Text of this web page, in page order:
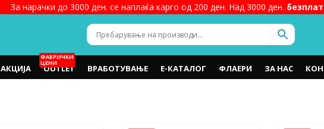
За нарачки до 3000 ден. се наплаќа карго од 200 ден. Над 3000 ден.
АКЦИЈА OUTLET
ФАБРИЧКИ
ЦЕНИ
ВРАБОТУВАЊЕ Е-КАТАЛОГ ФЛАЕРИ ЗА НАС